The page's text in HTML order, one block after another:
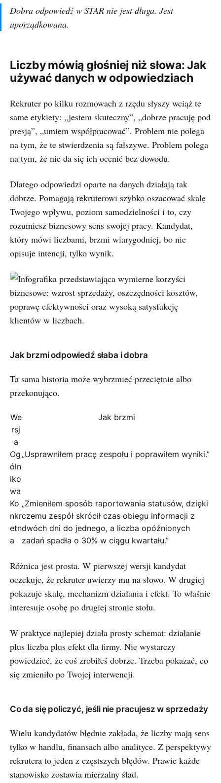
Dobra odpowiedź w STAR nie jest długa. Jest
uporządkowana.
Liczby mówią głośniej niż słowa: Jak
używać danych w odpowiedziach
Rekruter po kilku rozmowach z rzędu słyszy wciąż te
same etykiety: „jestem skuteczny”, „dobrze pracuję pod
presją”, „umiem współpracować”. Problem nie polega
na tym, że te stwierdzenia są fałszywe. Problem polega
na tym, że nie da się ich ocenić bez dowodu.
Dlatego odpowiedzi oparte na danych działają tak
dobrze. Pomagają rekruterowi szybko oszacować skalę
Twojego wpływu, poziom samodzielności i to, czy
rozumiesz biznesowy sens swojej pracy. Kandydat,
który mówi liczbami, brzmi wiarygodniej, bo nie
opisuje intencji, tylko wynik.
Jak brzmi odpowiedź słaba i dobra
Ta sama historia może wybrzmieć przeciętnie albo
przekonująco.
We
rsj
a
Jak brzmi
Og
óln
iko
wa
„Usprawniłem pracę zespołu i poprawiłem wyniki.”
Ko
nkr
etn
a
„Zmieniłem sposób raportowania statusów, dzięki
czemu zespół skrócił czas obiegu informacji z
dwóch dni do jednego, a liczba opóźnionych
zadań spadła o 30% w ciągu kwartału.”
Różnica jest prosta. W pierwszej wersji kandydat
oczekuje, że rekruter uwierzy mu na słowo. W drugiej
pokazuje skalę, mechanizm działania i efekt. To właśnie
interesuje osobę po drugiej stronie stołu.
W praktyce najlepiej działa prosty schemat: działanie
plus liczba plus efekt dla firmy. Nie wystarczy
powiedzieć, że coś zrobiłeś dobrze. Trzeba pokazać, co
się zmieniło po Twojej interwencji.
Co da się policzyć, jeśli nie pracujesz w sprzedaży
Wielu kandydatów błędnie zakłada, że liczby mają sens
tylko w handlu, finansach albo analityce. Z perspektywy
rekrutera to jeden z częstszych błędów. Prawie każde
stanowisko zostawia mierzalny ślad.